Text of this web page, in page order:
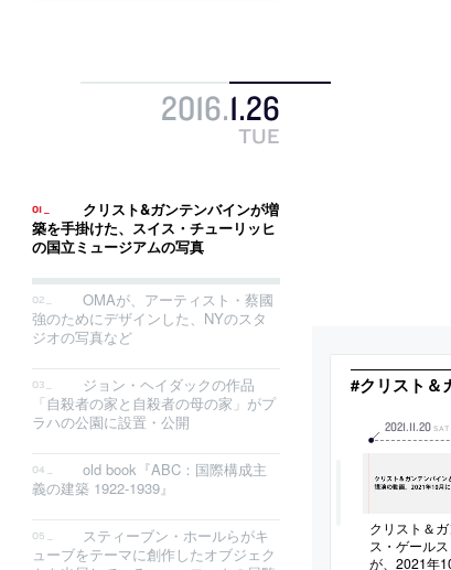
2016.1.26
TUE
クリスト&ガンテンバインが増
築を手掛けた、スイス・チューリッヒ
の国立ミュージアムの写真
OMAが、アーティスト・蔡國
強のためにデザインした、NYのスタ
ジオの写真など
ジョン・ヘイダックの作品
「自殺者の家と自殺者の母の家」がプ
ラハの公園に設置・公開
old book『ABC：国際構成主
義の建築 1922-1939』
スティーブン・ホールらがキ
ューブをテーマに創作したオブジェク
#クリスト＆
2021.11.20 SAT
クリスト＆
ス・ゲール
が、2021年